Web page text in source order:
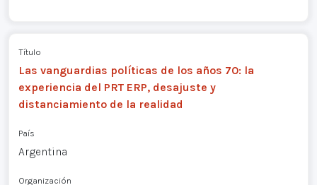
Título
Las vanguardias políticas de los años 70: la
experiencia del PRT ERP, desajuste y
distanciamiento de la realidad
País
Argentina
Organización